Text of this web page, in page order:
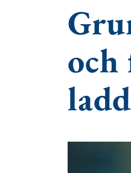
och